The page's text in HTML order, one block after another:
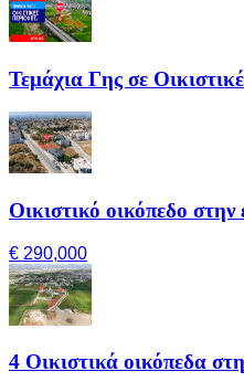
Τεμάχια Γης σε
Οικιστικό οικόπεδο
€ 290,000
4 Οικιστικά οικόπεδα